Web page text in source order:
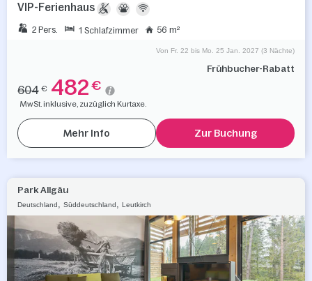
VIP-Ferienhaus
2 Pers. 1 Schlafzimmer 56 m²
Frühbucher-Rabatt
Von Fr. 22 bis Mo. 25 Jan. 2027 (3 Nächte)
604 € 482 €
MwSt. inklusive, zuzüglich Kurtaxe.
Mehr Info Zur Buchung
Park Allgäu
Deutschland, Süddeutschland, Leutkirch